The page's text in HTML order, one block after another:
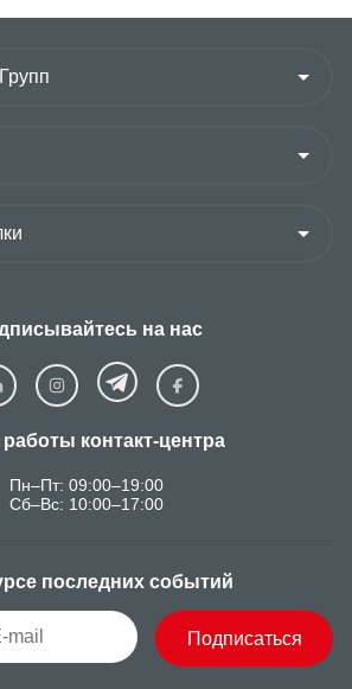
на нас
контакт-центра
Пн–Пт: 09:00–19:00
Сб–Вс: 10:00–17:00
последних событий
Подписаться